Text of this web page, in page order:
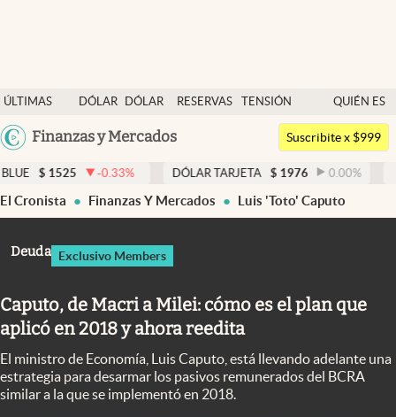
ÚLTIMAS
NOTICIAS
DÓLAR
DÓLAR
RESERVAS
TENSIÓN
GEOPOLÍTICA
QUIÉN ES
QUIÉN
Argentina
Finanzas y Mercados
Dólar
Members
Economía y Política
Finanzas y Mercados
Columnistas
Otras secciones
Apertura
Infotechnology
Suscribite x $999
-0.33 % DÓLAR TARJETA $ 1976 0.00 % DÓLAR MEP
El Cronista Finanzas Y Mercados Luis 'Toto' Caputo
Deuda Exclusivo Members
Caputo, de Macri a Milei: cómo es el plan que
aplicó en 2018 y ahora reedita
El ministro de Economía, Luis Caputo, está llevando adelante una
estrategia para desarmar los pasivos remunerados del BCRA
similar a la que se implementó en 2018.